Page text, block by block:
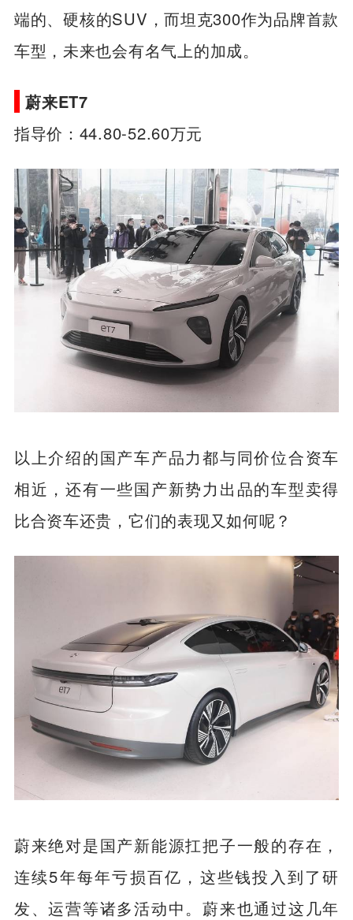
端的、硬核的SUV，而坦克300作为品牌首款
车型，未来也会有名气上的加成。
蔚来ET7
指导价：44.80-52.60万元
以上介绍的国产车产品力都与同价位合资车
相近，还有一些国产新势力出品的车型卖得
比合资车还贵，它们的表现又如何呢？
蔚来绝对是国产新能源扛把子一般的存在，
连续5年每年亏损百亿，这些钱投入到了研
发、运营等诸多活动中。蔚来也通过这几年